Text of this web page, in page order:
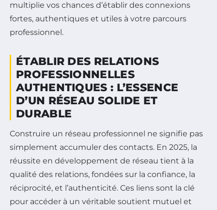
multiplie vos chances d’établir des connexions
fortes, authentiques et utiles à votre parcours
professionnel.
ÉTABLIR DES RELATIONS
PROFESSIONNELLES
AUTHENTIQUES : L’ESSENCE
D’UN RÉSEAU SOLIDE ET
DURABLE
Construire un réseau professionnel ne signifie pas
simplement accumuler des contacts. En 2025, la
réussite en développement de réseau tient à la
qualité des relations, fondées sur la confiance, la
réciprocité, et l’authenticité. Ces liens sont la clé
pour accéder à un véritable soutient mutuel et